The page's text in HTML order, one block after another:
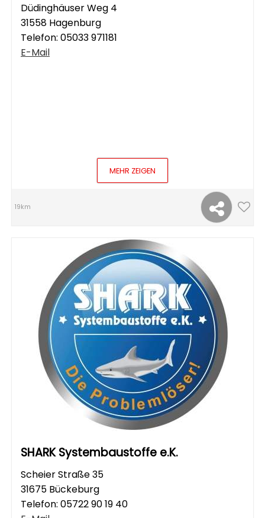
Düdinghäuser Weg 4
31558 Hagenburg
Telefon: 05033 971181
E-Mail
MEHR ZEIGEN
19km
SHARK Systembaustoffe e.K.
Scheier Straße 35
31675 Bückeburg
Telefon: 05722 90 19 40